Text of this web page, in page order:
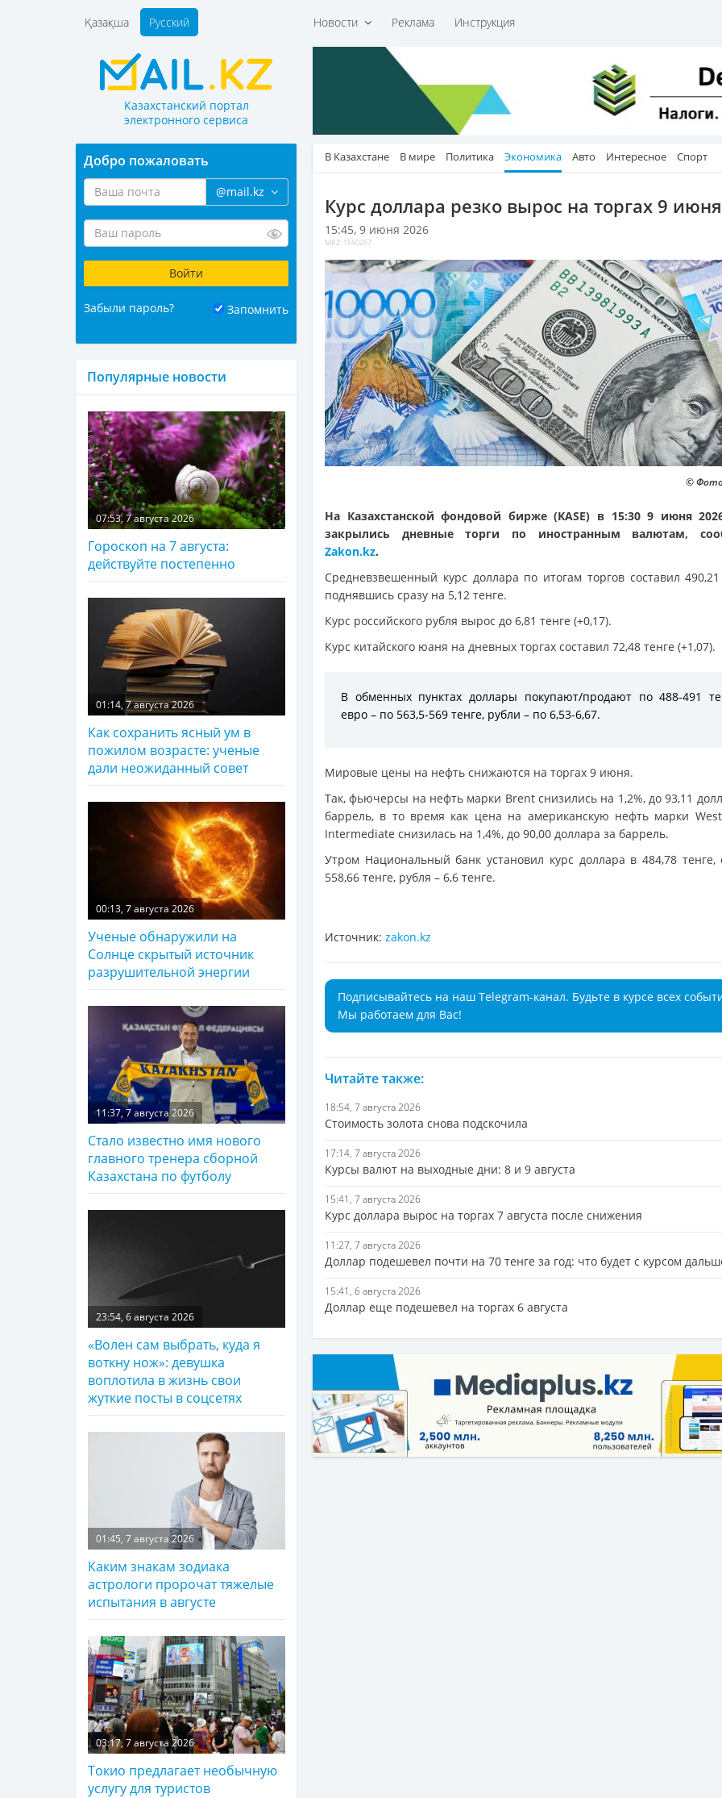
Новости Реклама Инструкция
Қазақша Русский
Казахстанский портал
электронного сервиса
В Казахстане В мире Политика Экономика Авто Интересное Спорт
Курс доллара резко вырос на торгах 9 июня
15:45, 9 июня 2026
MKZ: 1550257
©
На Казахстанской фондовой бирже (KASE) в 15:30 9 июня
закрылись дневные торги по иностранным валютам,
Zakon.kz.
Средневзвешенный курс доллара по итогам торгов составил 490,21
поднявшись сразу на 5,12 тенге.
Курс российского рубля вырос до 6,81 тенге (+0,17).
Курс китайского юаня на дневных торгах составил 72,48 тенге (+1,07).
В обменных пунктах доллары покупают/продают по 488-491
евро – по 563,5-569 тенге, рубли – по 6,53-6,67.
Мировые цены на нефть снижаются на торгах 9 июня.
Так, фьючерсы на нефть марки Brent снизились на 1,2%, до 93,11
баррель, в то время как цена на американскую нефть марки
Intermediate снизилась на 1,4%, до 90,00 доллара за баррель.
Утром Национальный банк установил курс доллара в 484,78 тенге,
558,66 тенге, рубля – 6,6 тенге.
Источник: zakon.kz
Подписывайтесь на наш Telegram-канал. Будьте в курсе всех
Мы работаем для Вас!
Читайте также:
18:54, 7 августа 2026
Стоимость золота снова подскочила
17:14, 7 августа 2026
Курсы валют на выходные дни: 8 и 9 августа
15:41, 7 августа 2026
Курс доллара вырос на торгах 7 августа после снижения
11:27, 7 августа 2026
Доллар подешевел почти на 70 тенге за год: что будет с курсом
15:41, 6 августа 2026
Доллар еще подешевел на торгах 6 августа
Добро пожаловать
@mail.kz
Забыли пароль? Запомнить
Популярные новости
07:53, 7 августа 2026
Гороскоп на 7 августа:
действуйте постепенно
01:14, 7 августа 2026
Как сохранить ясный ум в
пожилом возрасте: ученые
дали неожиданный совет
00:13, 7 августа 2026
Ученые обнаружили на
Солнце скрытый источник
разрушительной энергии
11:37, 7 августа 2026
Стало известно имя нового
главного тренера сборной
Казахстана по футболу
23:54, 6 августа 2026
«Волен сам выбрать, куда я
воткну нож»: девушка
воплотила в жизнь свои
жуткие посты в соцсетях
01:45, 7 августа 2026
Каким знакам зодиака
астрологи пророчат тяжелые
испытания в августе
03:17, 7 августа 2026
Токио предлагает необычную
услугу для туристов